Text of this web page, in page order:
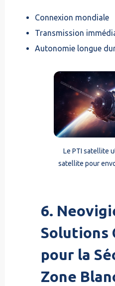
Connexion mondiale
Transmission
Autonomie longue
Le PTI satellite
satellite pour
6.
Solutions
pour la
Zone